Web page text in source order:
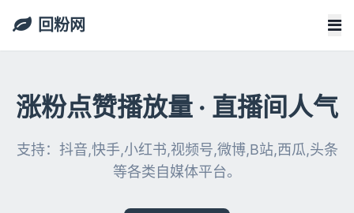
回粉网
涨粉点赞播放量 · 直播间人气
支持：抖音,快手,小红书,视频号,微博,B站,西瓜,头条
等各类自媒体平台。